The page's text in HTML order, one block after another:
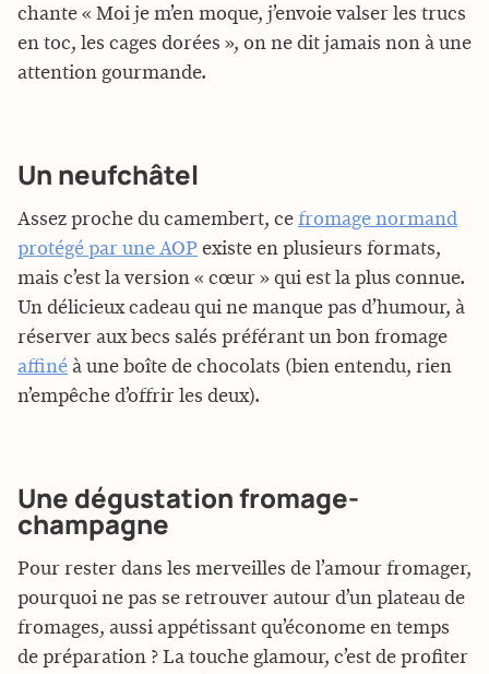
chante « Moi je m’en moque, j’envoie valser les trucs
en toc, les cages dorées », on ne dit jamais non à une
attention gourmande.
Un neufchâtel
Assez proche du camembert, ce fromage normand
protégé par une AOP existe en plusieurs formats,
mais c’est la version « cœur » qui est la plus connue.
Un délicieux cadeau qui ne manque pas d’humour, à
réserver aux becs salés préférant un bon fromage
affiné à une boîte de chocolats (bien entendu, rien
n’empêche d’offrir les deux).
Une dégustation fromage-
champagne
Pour rester dans les merveilles de l’amour fromager,
pourquoi ne pas se retrouver autour d’un plateau de
fromages, aussi appétissant qu’économe en temps
de préparation ? La touche glamour, c’est de profiter